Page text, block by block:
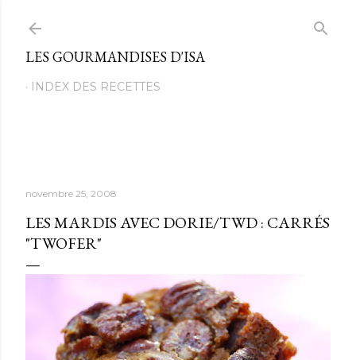
LES GOURMANDISES D'ISA
INDEX DES RECETTES
novembre 25, 2008
LES MARDIS AVEC DORIE/TWD : CARRÉS
"TWOFER"